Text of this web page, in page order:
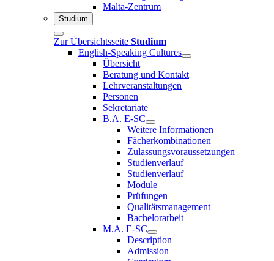
Malta-Zentrum
Studium
Zur Übersichtsseite Studium
English-Speaking Cultures
Übersicht
Beratung und Kontakt
Lehrveranstaltungen
Personen
Sekretariate
B.A. E-SC
Weitere Informationen
Fächerkombinationen
Zulassungsvoraussetzungen
Studienverlauf
Studienverlauf
Module
Prüfungen
Qualitätsmanagement
Bachelorarbeit
M.A. E-SC
Description
Admission